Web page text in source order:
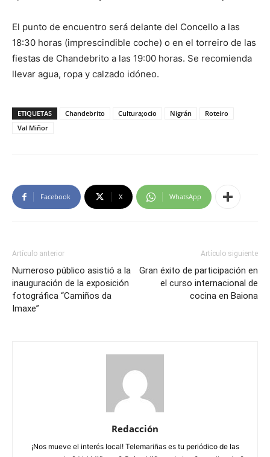
El punto de encuentro será delante del Concello a las
18:30 horas (imprescindible coche) o en el torreiro de las
fiestas de Chandebrito a las 19:00 horas. Se recomienda
llevar agua, ropa y calzado idóneo.
ETIQUETAS Chandebrito Cultura;ocio Nigrán
Roteiro
Val Miñor
Facebook X WhatsApp
Artículo anterior
Numeroso público asistió a la
inauguración de la exposición
fotográfica “Camiños da
Imaxe”
Artículo siguiente
Gran éxito de participación en
el curso internacional de
cocina en Baiona
Redacción
¡Nos mueve el interés local! Telemariñas es tu periódico de las